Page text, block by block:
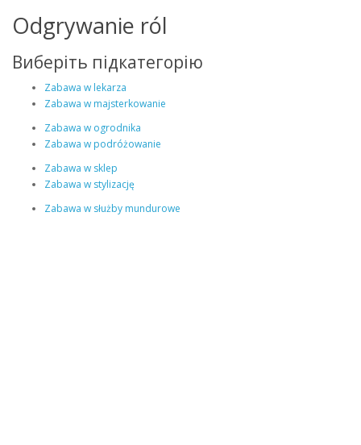
Odgrywanie ról
Виберіть підкатегорію
Zabawa w lekarza
Zabawa w majsterkowanie
Zabawa w ogrodnika
Zabawa w podróżowanie
Zabawa w sklep
Zabawa w stylizację
Zabawa w służby mundurowe